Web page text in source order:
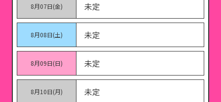
8月07日(金) 未定
8月08日(土) 未定
8月09日(日) 未定
8月10日(月) 未定